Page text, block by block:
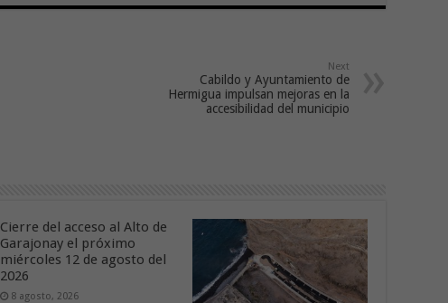
Next
Cabildo y Ayuntamiento de
Hermigua impulsan mejoras en la
accesibilidad del municipio
Cierre del acceso al Alto de
Garajonay el próximo
miércoles 12 de agosto del
2026
8 agosto, 2026